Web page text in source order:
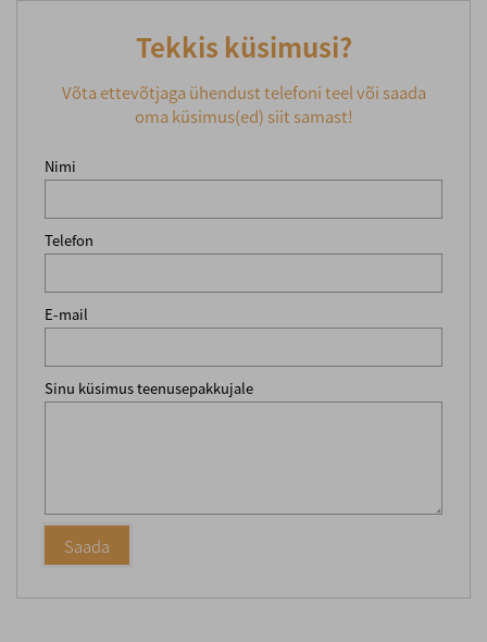
Tekkis küsimusi?
Võta ettevõtjaga ühendust telefoni teel või saada
oma küsimus(ed) siit samast!
Nimi
Telefon
E-mail
Sinu küsimus teenusepakkujale
Saada